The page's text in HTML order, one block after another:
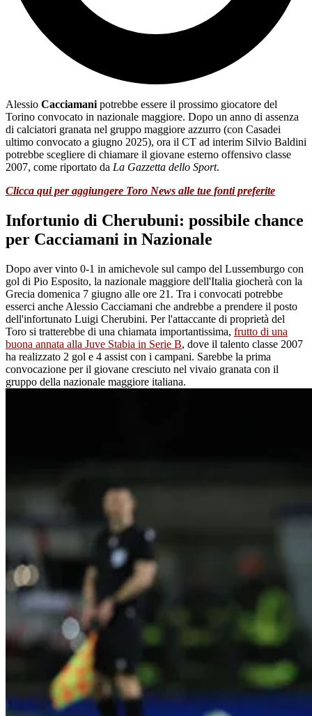
Alessio Cacciamani potrebbe essere il prossimo giocatore del
Torino convocato in nazionale maggiore. Dopo un anno di assenza
di calciatori granata nel gruppo maggiore azzurro (con Casadei
ultimo convocato a giugno 2025), ora il CT ad interim Silvio Baldini
potrebbe scegliere di chiamare il giovane esterno offensivo classe
2007, come riportato da La Gazzetta dello Sport.
Clicca qui per aggiungere Toro News alle tue fonti preferite
Infortunio di Cherubuni: possibile chance
per Cacciamani in Nazionale
Dopo aver vinto 0-1 in amichevole sul campo del Lussemburgo con
gol di Pio Esposito, la nazionale maggiore dell'Italia giocherà con la
Grecia domenica 7 giugno alle ore 21. Tra i convocati potrebbe
esserci anche Alessio Cacciamani che andrebbe a prendere il posto
dell'infortunato Luigi Cherubini. Per l'attaccante di proprietà del
Toro si tratterebbe di una chiamata importantissima, frutto di una
buona annata alla Juve Stabia in Serie B, dove il talento classe 2007
ha realizzato 2 gol e 4 assist con i campani. Sarebbe la prima
convocazione per il giovane cresciuto nel vivaio granata con il
gruppo della nazionale maggiore italiana.